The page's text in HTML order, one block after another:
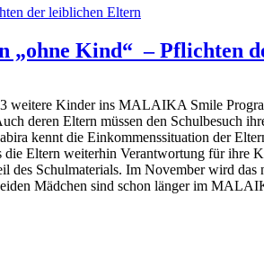
„ohne Kind“ – Pflichten
weitere Kinder ins MALAIKA Smile
deren Eltern müssen den Schulbesuch
kennt die Einkommenssituation der
die Eltern weiterhin Verantwortung für
Schulmaterials. Im November wird das
Mädchen sind schon länger im